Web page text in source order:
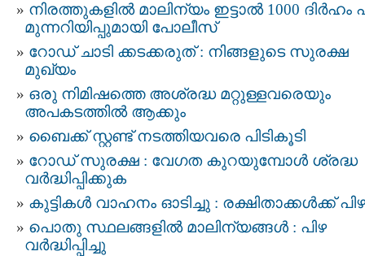
നിരത്തുകളിൽ മാലിന്യം ഇട്ടാൽ 1000 ദിർഹം
മുന്നറിയിപ്പുമായി പോലീസ്
റോഡ് ചാടി ക്കടക്കരുത് : നിങ്ങളുടെ സുരക്ഷ
മുഖ്യം
ഒരു നിമിഷത്തെ അശ്രദ്ധ മറ്റുള്ളവരെയും
അപകടത്തിൽ ആക്കും
ബൈക്ക് സ്റ്റണ്ട് നടത്തിയവരെ പിടികൂടി
റോഡ് സുരക്ഷ : വേഗത കുറയുമ്പോൾ ശ്രദ്ധ
വർദ്ധിപ്പിക്കുക
കുട്ടികൾ വാഹനം ഓടിച്ചു : രക്ഷിതാക്കൾക്ക് പിഴ
പൊതു സ്ഥലങ്ങളിൽ മാലിന്യങ്ങൾ : പിഴ
വർദ്ധിപ്പിച്ചു